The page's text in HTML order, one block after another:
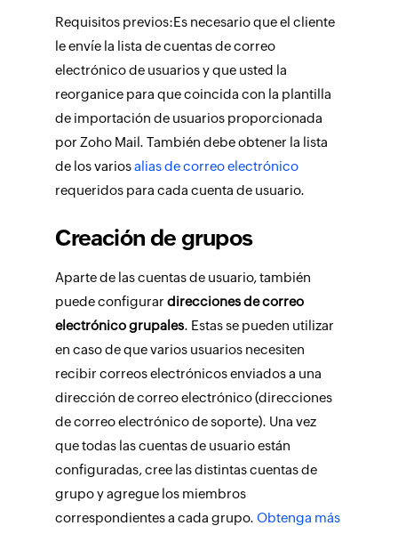
Requisitos previos:Es necesario que el cliente
le envíe la lista de cuentas de correo
electrónico de usuarios y que usted la
reorganice para que coincida con la plantilla
de importación de usuarios proporcionada
por Zoho Mail. También debe obtener la lista
de los variosalias de correo electrónico
requeridos para cada cuenta de usuario.
Creación de grupos
Aparte de las cuentas de usuario, también
puede configurardirecciones de correo
electrónico grupales. Estas se pueden utilizar
en caso de que varios usuarios necesiten
recibir correos electrónicos enviados a una
dirección de correo electrónico (direcciones
de correo electrónico de soporte). Una vez
que todas las cuentas de usuario están
configuradas, cree las distintas cuentas de
grupo y agregue los miembros
correspondientes a cada grupo.Obtenga más